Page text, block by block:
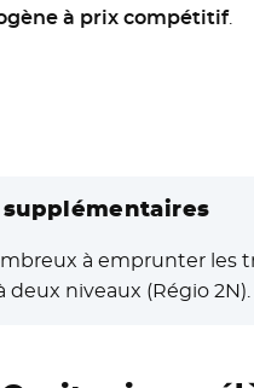
à prix compétitif.
à emprunter les
deux niveaux (Régio